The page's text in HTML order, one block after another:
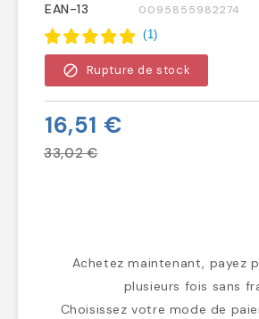
EAN-13 0095855982274
(1)
block Rupture de stock
16,51 €
33,02 €
Achetez maintenant, payez
plusieurs fois sans
Choisissez votre mode de